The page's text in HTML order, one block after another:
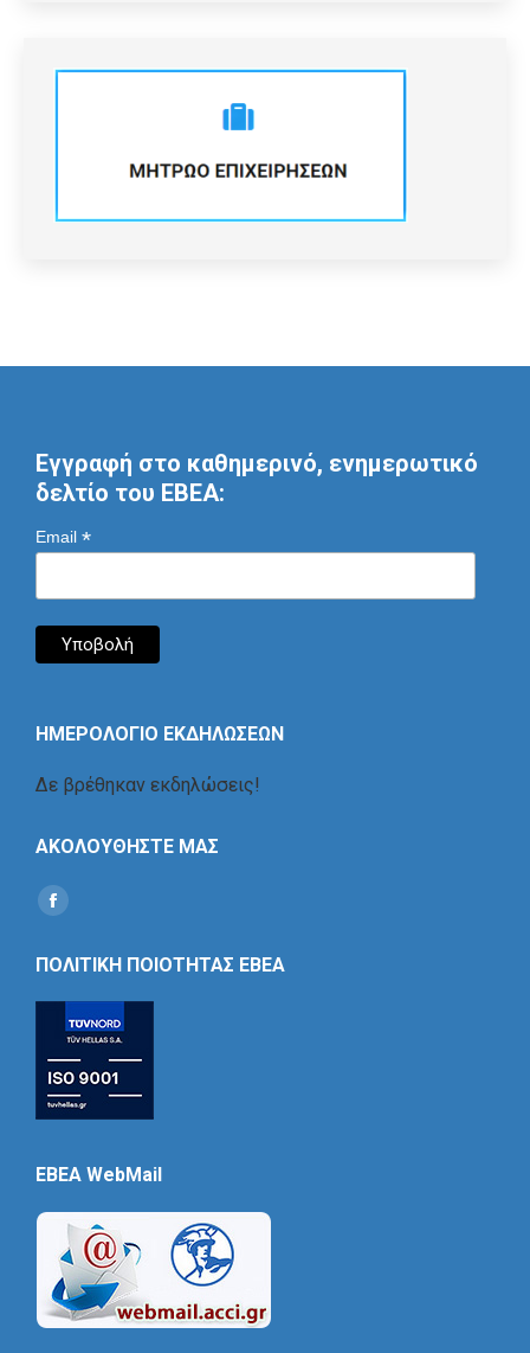
Εγγραφή στο καθημερινό, ενημερωτικό
δελτίο του ΕΒΕΑ:
Email *
ΗΜΕΡΟΛΟΓΙΟ ΕΚΔΗΛΩΣΕΩΝ
Δε βρέθηκαν εκδηλώσεις!
ΑΚΟΛΟΥΘΗΣΤΕ ΜΑΣ
Find us on:
Social
ΠΟΛΙΤΙΚΗ ΠΟΙΟΤΗΤΑΣ ΕΒΕΑ
EBEA WebMail